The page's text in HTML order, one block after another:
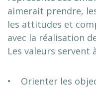
aimerait prendre,
les attitudes et
avec la réalisation
Les valeurs servent
• Orienter les